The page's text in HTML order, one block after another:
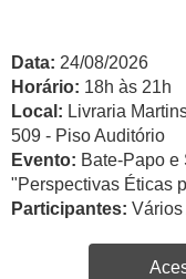
Data: 24/08/2026
Horário: 18h às 21h
Local: Livraria
509 - Piso Auditório
Evento: Bate-Papo e
"Perspectivas Éticas
Participantes: Vários